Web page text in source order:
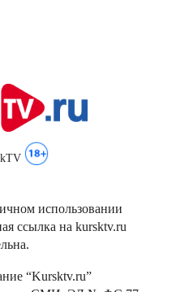
использовании
ссылка на kursktv.ru
“Kursktv.ru”